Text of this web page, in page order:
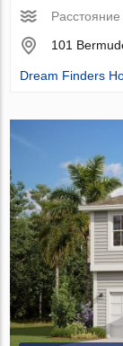
101
Dream Finders